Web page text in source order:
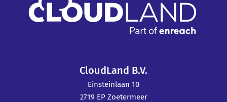
CloudLand B.V.
Einsteinlaan 10
2719 EP Zoetermeer